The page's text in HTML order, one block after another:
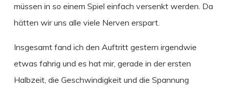
müssen in so einem Spiel einfach versenkt werden. Da
hätten wir uns alle viele Nerven erspart.
Insgesamt fand ich den Auftritt gestern irgendwie
etwas fahrig und es hat mir, gerade in der ersten
Halbzeit, die Geschwindigkeit und die Spannung